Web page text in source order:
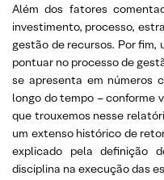
Além dos fatores
investimento, processo,
gestão de recursos. Por fim,
pontuar no processo de
se apresenta em números
longo do tempo – conforme
que trouxemos nesse
um extenso histórico de
explicado pela definição
disciplina na execução das